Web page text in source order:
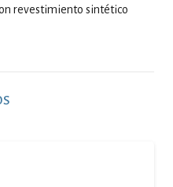
revestimiento sintético